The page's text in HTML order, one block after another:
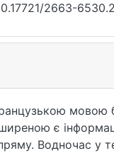
2663-
є
Водночас у